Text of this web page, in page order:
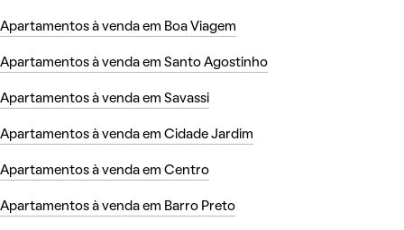
Apartamentos à venda em Boa Viagem
Apartamentos à venda em Santo Agostinho
Apartamentos à venda em Savassi
Apartamentos à venda em Cidade Jardim
Apartamentos à venda em Centro
Apartamentos à venda em Barro Preto